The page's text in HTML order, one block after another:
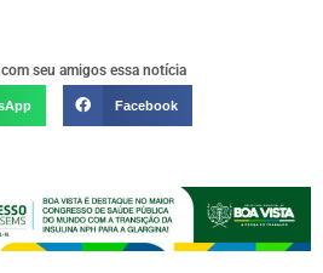
seu amigos essa notícia
Facebook